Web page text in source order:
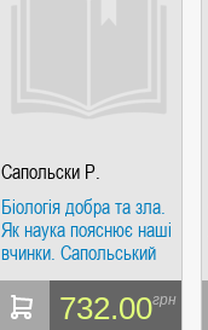
Сапольски Р.
Біологія добра та зла.
Як наука пояснює наші
вчинки. Сапольський
Р.
732.00грн